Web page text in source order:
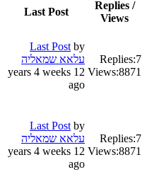
Replies /
Views
Last Post
Replies:7
Views:8871
Last Post by
עלאא שמאליה
12 years 4 weeks
ago
Replies:7
Views:8871
Last Post by
עלאא שמאליה
12 years 4 weeks
ago